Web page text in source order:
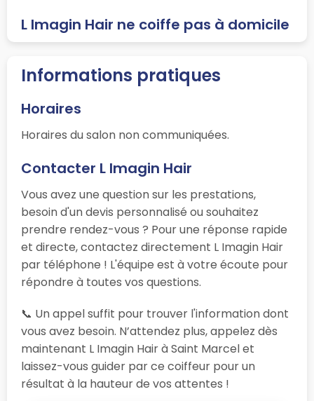
L Imagin Hair ne coiffe pas à domicile
Informations pratiques
Horaires
Horaires du salon non communiquées.
Contacter L Imagin Hair
Vous avez une question sur les prestations,
besoin d'un devis personnalisé ou souhaitez
prendre rendez-vous ? Pour une réponse rapide
et directe, contactez directement L Imagin Hair
par téléphone ! L'équipe est à votre écoute pour
répondre à toutes vos questions.
📞 Un appel suffit pour trouver l'information dont
vous avez besoin. N’attendez plus, appelez dès
maintenant L Imagin Hair à Saint Marcel et
laissez-vous guider par ce coiffeur pour un
résultat à la hauteur de vos attentes !